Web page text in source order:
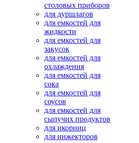
столовых приборов
для дуршлагов
для емкостей для
жидкости
для емкостей для
закусок
для емкостей для
охлаждения
для емкостей для
сока
для емкостей для
соусов
для емкостей для
сыпучих продуктов
для икорниц
для инжекторов